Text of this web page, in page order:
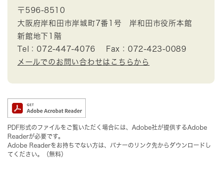
〒596-8510
大阪府岸和田市岸城町7番1号 岸和田市役所本館
新館地下1階
Tel：072-447-4076
Fax：072-423-0089
メールでのお問い合わせはこちらから
PDF形式のファイルをご覧いただく場合には、Adobe社が提供するAdobe
Readerが必要です。
Adobe Readerをお持ちでない方は、バナーのリンク先からダウンロードし
てください。（無料）